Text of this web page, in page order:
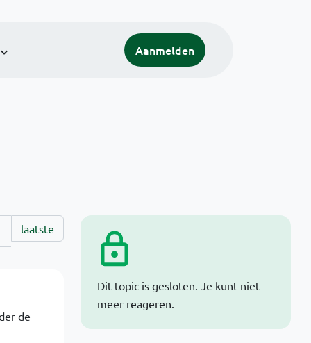
Aanmelden
Dit topic is gesloten. Je kunt niet
meer reageren.
laatste
de